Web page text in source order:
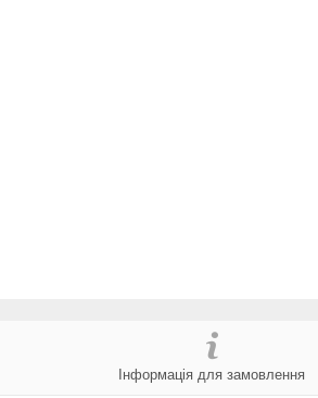
Інформація для замовлення